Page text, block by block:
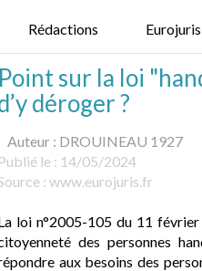
Rédactions Eurojuris
Point sur la loi
déroger ?
Auteur : DROUINEAU 1927
Publié le : 14/05/2024
: www.eurojuris.fr
loi n°2005-105 du 11
des personnes
aux besoins des